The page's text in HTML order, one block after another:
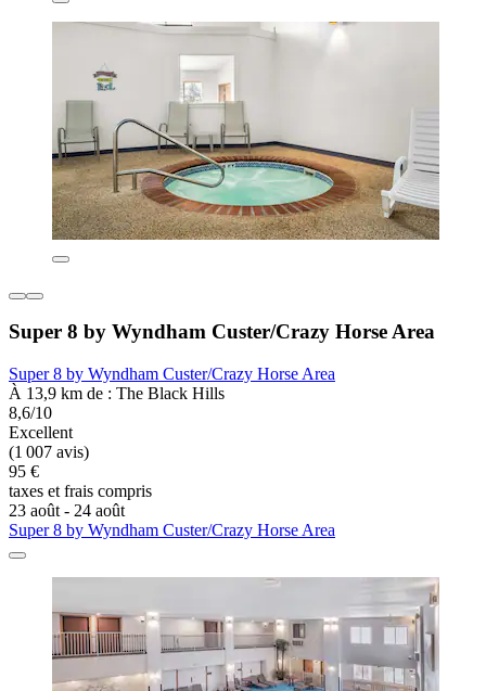
Super 8 by Wyndham Custer/Crazy Horse Area
Super 8 by Wyndham Custer/Crazy Horse Area
À 13,9 km de : The Black Hills
8,6/10
Excellent
(1 007 avis)
95 €
taxes et frais compris
23 août - 24 août
Super 8 by Wyndham Custer/Crazy Horse Area